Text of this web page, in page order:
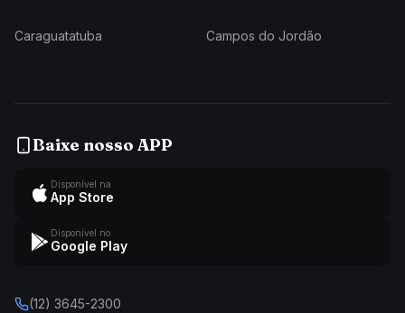
Caraguatatuba Campos do Jordão
Baixe nosso APP
Disponível na
App Store
Disponível no
Google Play
(12) 3645-2300